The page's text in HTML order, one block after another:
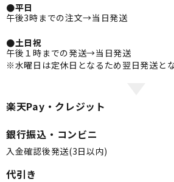
●平日
午後3時までの注文→当日発送
●土日祝
午後１時までの発送→当日発送
※水曜日は定休日となるため翌日発送とな
楽天Pay・クレジット
銀行振込・コンビニ
入金確認後発送(3日以内)
代引き